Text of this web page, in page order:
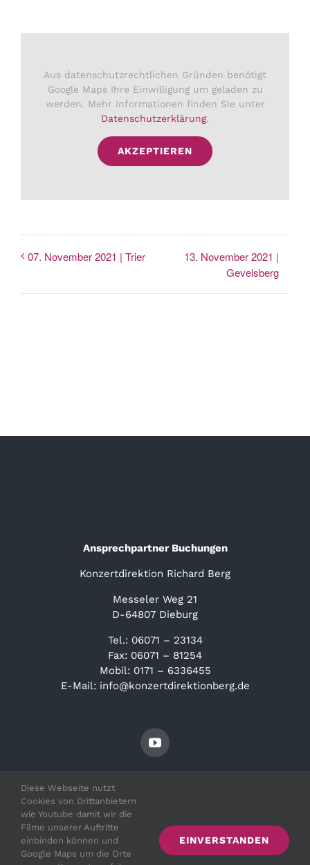
Aus datenschutzrechtlichen Gründen benötigt
Google Maps Ihre Einwilligung um geladen zu
werden. Mehr Informationen finden Sie unter
Datenschutzerklärung.
AKZEPTIEREN
07. November 2021 | Trier
13. November 2021 |
Gevelsberg
Ansprechpartner Buchungen
Konzertdirektion Richard Berg
Messeler Weg 21
D-64807 Dieburg
Tel.: 06071 – 23134
Fax: 06071 – 81254
Mobil: 0171 – 6336455
E-Mail: info@konzertdirektionberg.de
© Copyright 2021 - 2026 | Irith Gabriely |
Diese Webseite nutzt
Cookies von Drittanbietern
wie Youtube damit wir die
Filme unserer Auftritte
einbinden können und
Google Maps um die Orte
EINVERSTANDEN